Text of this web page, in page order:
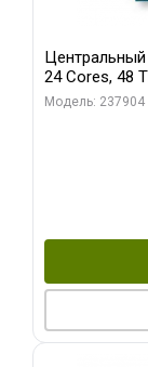
24 Cores, 48
250W OEM
Модель: 237904